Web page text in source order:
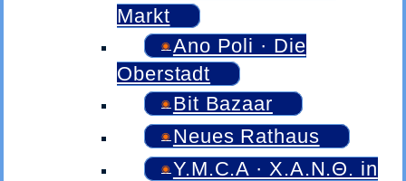
Markt
Ano Poli · Die
Oberstadt
Bit Bazaar
Neues Rathaus
Y.M.C.A · Χ.Α.Ν.Θ. in